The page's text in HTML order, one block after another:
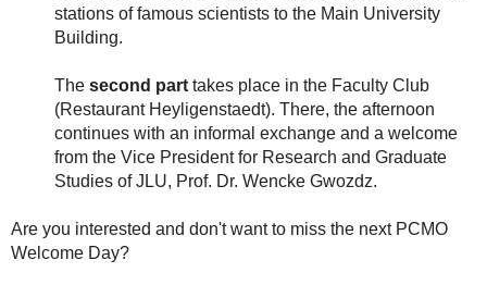
stations of famous scientists to the Main University
Building.
The second part takes place in the Faculty Club
(Restaurant Heyligenstaedt). There, the afternoon
continues with an informal exchange and a welcome
from the Vice President for Research and Graduate
Studies of JLU, Prof. Dr. Wencke Gwozdz.
Are you interested and don't want to miss the next PCMO
Welcome Day?